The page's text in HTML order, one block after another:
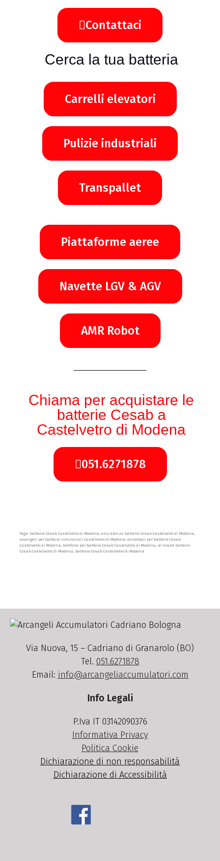
Contattaci
Cerca la tua batteria
Carrelli elevatori
Pulizie industriali
Transpallet
Piattaforme aeree
Navette LGV & AGV
AMR Robot
Chiama per acquistare le
batterie Cesab a
Castelvetro di Modena
051.6271878
Tags: batterie Cesab Castelvetro di Modena, assistenza batterie Cesab Castelvetro di Modena,
arcangeli per batterie industriali Castelvetro di Modena, contattaci per batterie Cesab
Castelvetro di Modena, telefona per batterie Cesab Castelvetro di Modena, le nostre batterie
Cesab Castelvetro di Modena, batterie Cesab Castelvetro di Modena
Via Nuova, 15 – Cadriano di Granarolo (BO)
Tel. 051.6271878
Email: info@arcangeliaccumulatori.com
Info Legali
P.Iva IT 03142090376
Informativa Privacy
Politica Cookie
Dichiarazione di non responsabilità
Dichiarazione di Accessibilità